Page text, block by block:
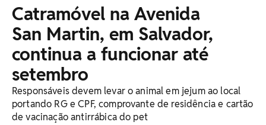
Catramóvel na Avenida
San Martin, em Salvador,
continua a funcionar até
setembro
Responsáveis devem levar o animal em jejum ao local
portando RG e CPF, comprovante de residência e cartão
de vacinação antirrábica do pet